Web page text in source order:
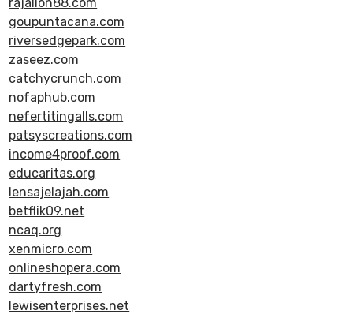
goupuntacana.com
riversedgepark.com
zaseez.com
catchycrunch.com
nofaphub.com
nefertitingalls.com
patsyscreations.com
income4proof.com
educaritas.org
lensajelajah.com
betflik09.net
ncaq.org
xenmicro.com
onlineshopera.com
dartyfresh.com
lewisenterprises.net